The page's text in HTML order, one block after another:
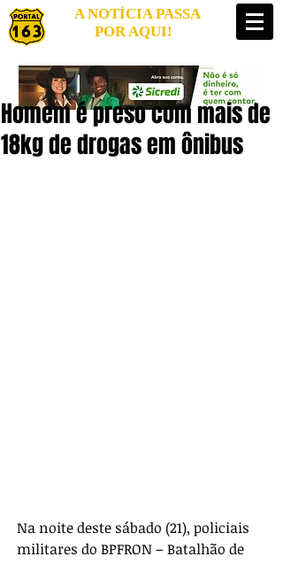
A NOTÍCIA PASSA
POR AQUI!
Homem é preso com mais de
18kg de drogas em ônibus
Na noite deste sábado (21), policiais
militares do BPFRON – Batalhão de